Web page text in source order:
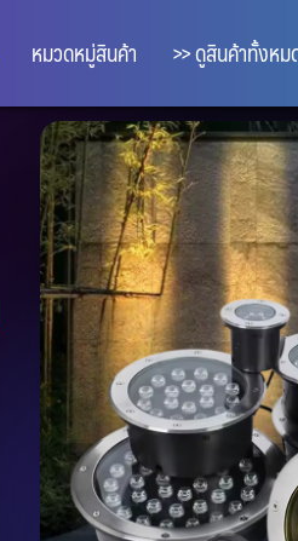
หมวดหมู่สินค้า >> ดูสินค้าทั้งหม